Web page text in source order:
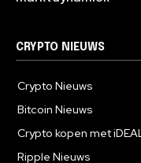
CRYPTO NIEUWS
Crypto Nieuws
Bitcoin Nieuws
Crypto kopen met iDEAL
Ripple Nieuws